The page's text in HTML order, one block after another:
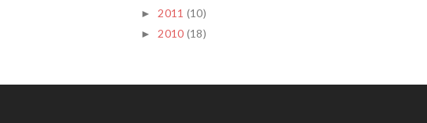
► 2011 (10)
► 2010 (18)